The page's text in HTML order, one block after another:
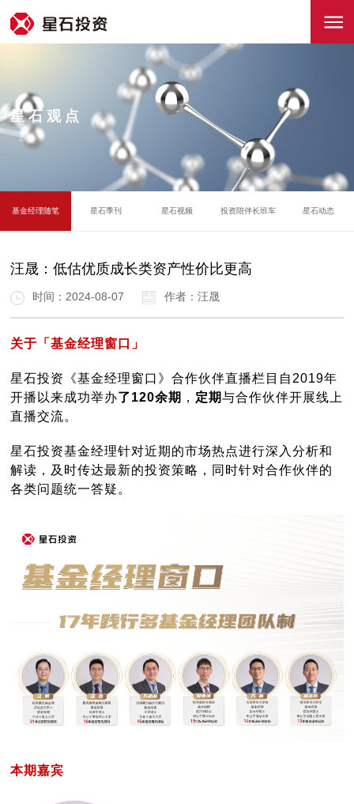
星石观点
基金经理随笔 星石季刊 星石视频 投资陪伴长班车 星石动态
汪晟：低估优质成长类资产性价比更高
时间：2024-08-07 作者：汪晟
关于「基金经理窗口」
星石投资《基金经理窗口》合作伙伴直播栏目自2019年
开播以来成功举办了120余期 ， 定期与合作伙伴开展线上
直播交流。
星石投资基金经理针对近期的市场热点进行深入分析和
解读，及时传达最新的投资策略，同时针对合作伙伴的
各类问题统一答疑。
本期嘉宾